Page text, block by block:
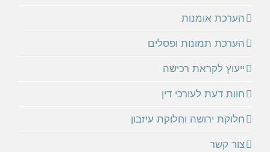
הערכת אומנות
הערכת תמונות ופסלים
ייעוץ לקראת רכישה
חוות דעת לעורכי דין
חלוקת ירושה וחלוקת עיזבון
צור קשר